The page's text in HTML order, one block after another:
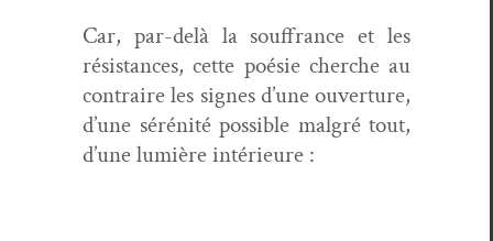
Car, par-delà la souf­france et les
résis­tances, cette poésie cherche au
con­traire les signes d’une ouver­ture,
d’une sérénité pos­si­ble mal­gré tout,
d’une lumière intérieure :